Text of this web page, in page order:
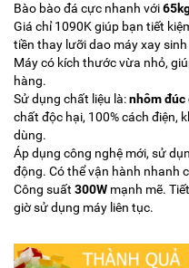
Bào bào đá cực nhanh với
Giá chỉ 1090K giúp bạn tiết
tiền thay lưỡi dao máy xay
Máy có kích thước vừa nhỏ,
hàng.
Sử dụng chất liệu là:nhôm
chất độc hại, 100% cách điện,
dùng.
Áp dụng công nghệ mới, sử
động. Có thể vận hành nhanh
Công suất 300W mạnh mẽ.
giờ sử dụng máy liên tục.